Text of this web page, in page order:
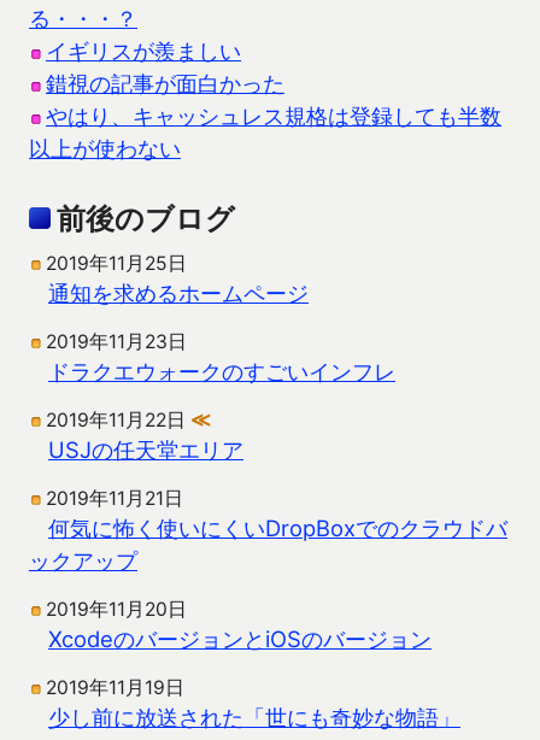
る・・・？
イギリスが羨ましい
錯視の記事が面白かった
やはり、キャッシュレス規格は登録しても半数
以上が使わない
前後のブログ
2019年11月25日
通知を求めるホームページ
2019年11月23日
ドラクエウォークのすごいインフレ
2019年11月22日 ≪
USJの任天堂エリア
2019年11月21日
何気に怖く使いにくいDropBoxでのクラウドバ
ックアップ
2019年11月20日
XcodeのバージョンとiOSのバージョン
2019年11月19日
少し前に放送された「世にも奇妙な物語」